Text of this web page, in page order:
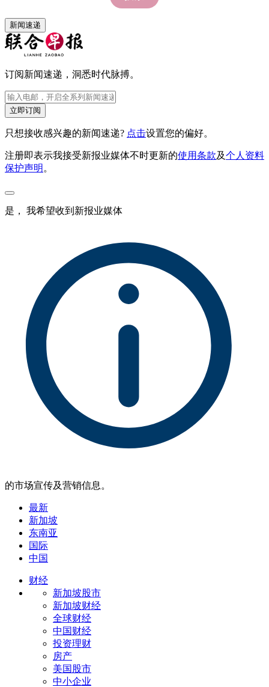
新闻速递
订阅新闻速递，洞悉时代脉搏。
立即订阅
只想接收感兴趣的新闻速递? 点击设置您的偏好。
注册即表示我接受新报业媒体不时更新的使用条款及个人资料
保护声明 。
是， 我希望收到新报业媒体
的市场宣传及营销信息。
最新
新加坡
东南亚
国际
中国
财经
新加坡股市
新加坡财经
全球财经
中国财经
投资理财
房产
美国股市
中小企业